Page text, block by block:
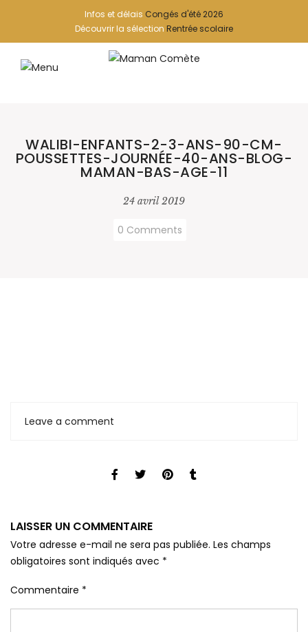
Infos et délais Congés d'été 2026
Découvrir la sélection Rentrée scolaire
WALIBI-ENFANTS-2-3-ANS-90-CM-
POUSSETTES-JOURNÉE-40-ANS-BLOG-
MAMAN-BAS-AGE-11
24 avril 2019
0 Comments
Leave a comment
LAISSER UN COMMENTAIRE
Votre adresse e-mail ne sera pas publiée. Les champs
obligatoires sont indiqués avec *
Commentaire *